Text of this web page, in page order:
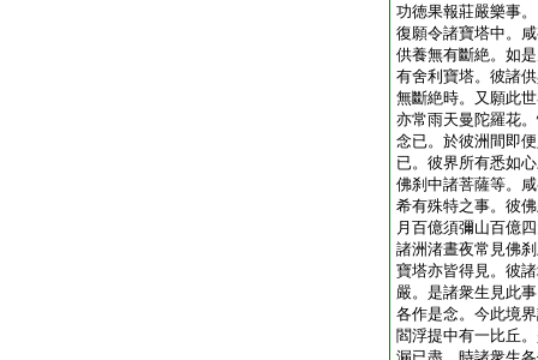
功徳果報莊嚴樂事
復願令諸寶塔中。
供養無有斷絶。如
有舍利寶塔。彼諸
無斷絶時。又願此
亦常雨天曼陀羅花
念已。於彼洲間即
已。彼界所有悉如
佛刹中諸菩薩等。
希有殊特之事。彼
月百億須彌山百億
諸洲渚晝夜常見佛
寶塔亦皆得見。彼
嚴。是諸衆生見此
各作是念。今此境
閻浮提中有一比丘